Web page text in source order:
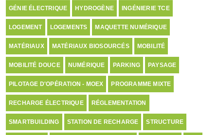
GÉNIE ÉLECTRIQUE HYDROGÈNE INGÉNIERIE TCE
LOGEMENT LOGEMENTS MAQUETTE NUMÉRIQUE
MATÉRIAUX MATÉRIAUX BIOSOURCÉS MOBILITÉ
MOBILITÉ DOUCE NUMÉRIQUE PARKING PAYSAGE
PILOTAGE D'OPÉRATION - MOEX PROGRAMME MIXTE
RECHARGE ÉLECTRIQUE RÉGLEMENTATION
SMARTBUILDING STATION DE RECHARGE STRUCTURE